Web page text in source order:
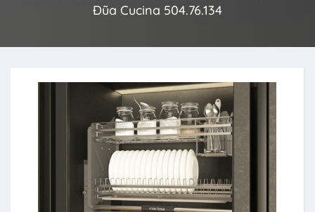
Đũa Cucina 504.76.134